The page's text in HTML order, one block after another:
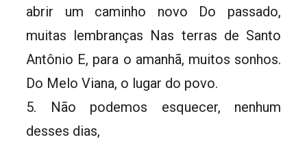
abrir um caminho novo Do passado,
muitas lembranças Nas terras de Santo
Antônio E, para o amanhã, muitos sonhos.
Do Melo Viana, o lugar do povo.
5. Não podemos esquecer, nenhum
desses dias,